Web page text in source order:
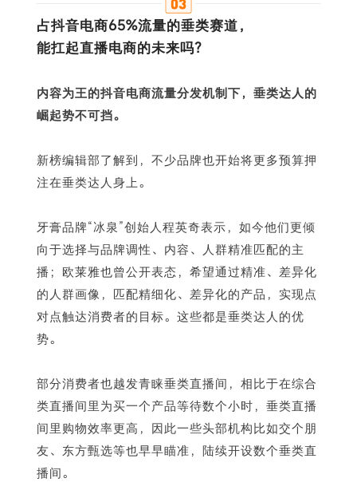
占抖音电商65%流量的垂类赛道，
能扛起直播电商的未来吗？
内容为王的抖音电商流量分发机制下，垂类达人的
崛起势不可挡。
新榜编辑部了解到，不少品牌也开始将更多预算押
注在垂类达人身上。
牙膏品牌“冰泉”创始人程英奇表示，如今他们更倾
向于选择与品牌调性、内容、人群精准匹配的主
播；欧莱雅也曾公开表态，希望通过精准、差异化
的人群画像，匹配精细化、差异化的产品，实现点
对点触达消费者的目标。这些都是垂类达人的优
势。
部分消费者也越发青睐垂类直播间，相比于在综合
类直播间里为买一个产品等待数个小时，垂类直播
间里购物效率更高，因此一些头部机构比如交个朋
友、东方甄选等也早早瞄准，陆续开设数个垂类直
播间。